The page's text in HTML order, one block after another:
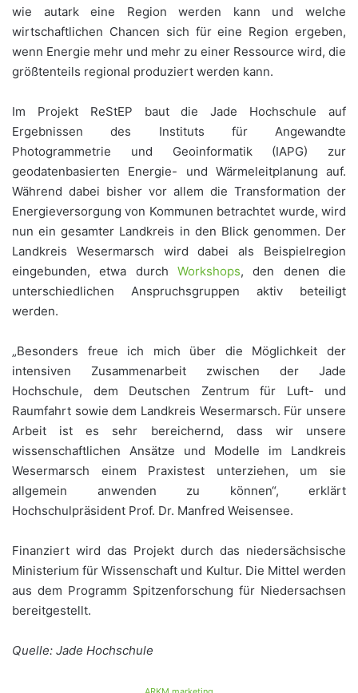
wie autark eine Region werden kann und welche
wirtschaftlichen Chancen sich für eine Region ergeben,
wenn Energie mehr und mehr zu einer Ressource wird, die
größtenteils regional produziert werden kann.
Im Projekt ReStEP baut die Jade Hochschule auf
Ergebnissen des Instituts für Angewandte
Photogrammetrie und Geoinformatik (IAPG) zur
geodatenbasierten Energie- und Wärmeleitplanung auf.
Während dabei bisher vor allem die Transformation der
Energieversorgung von Kommunen betrachtet wurde, wird
nun ein gesamter Landkreis in den Blick genommen. Der
Landkreis Wesermarsch wird dabei als Beispielregion
eingebunden, etwa durch Workshops, den denen die
unterschiedlichen Anspruchsgruppen aktiv beteiligt
werden.
„Besonders freue ich mich über die Möglichkeit der
intensiven Zusammenarbeit zwischen der Jade
Hochschule, dem Deutschen Zentrum für Luft- und
Raumfahrt sowie dem Landkreis Wesermarsch. Für unsere
Arbeit ist es sehr bereichernd, dass wir unsere
wissenschaftlichen Ansätze und Modelle im Landkreis
Wesermarsch einem Praxistest unterziehen, um sie
allgemein anwenden zu können“, erklärt
Hochschulpräsident Prof. Dr. Manfred Weisensee.
Finanziert wird das Projekt durch das niedersächsische
Ministerium für Wissenschaft und Kultur. Die Mittel werden
aus dem Programm Spitzenforschung für Niedersachsen
bereitgestellt.
Quelle: Jade Hochschule